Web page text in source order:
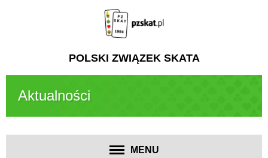
POLSKI ZWIĄZEK SKATA
Aktualności
MENU